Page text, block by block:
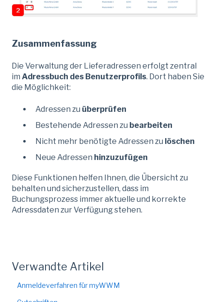
Zusammenfassung
Die Verwaltung der Lieferadressen erfolgt zentral
im Adressbuch des Benutzerprofils. Dort haben Sie
die Möglichkeit:
Adressen zu überprüfen
Bestehende Adressen zu bearbeiten
Nicht mehr benötigte Adressen zu löschen
Neue Adressen hinzuzufügen
Diese Funktionen helfen Ihnen, die Übersicht zu
behalten und sicherzustellen, dass im
Buchungsprozess immer aktuelle und korrekte
Adressdaten zur Verfügung stehen.
Verwandte Artikel
Anmeldeverfahren für myWWM